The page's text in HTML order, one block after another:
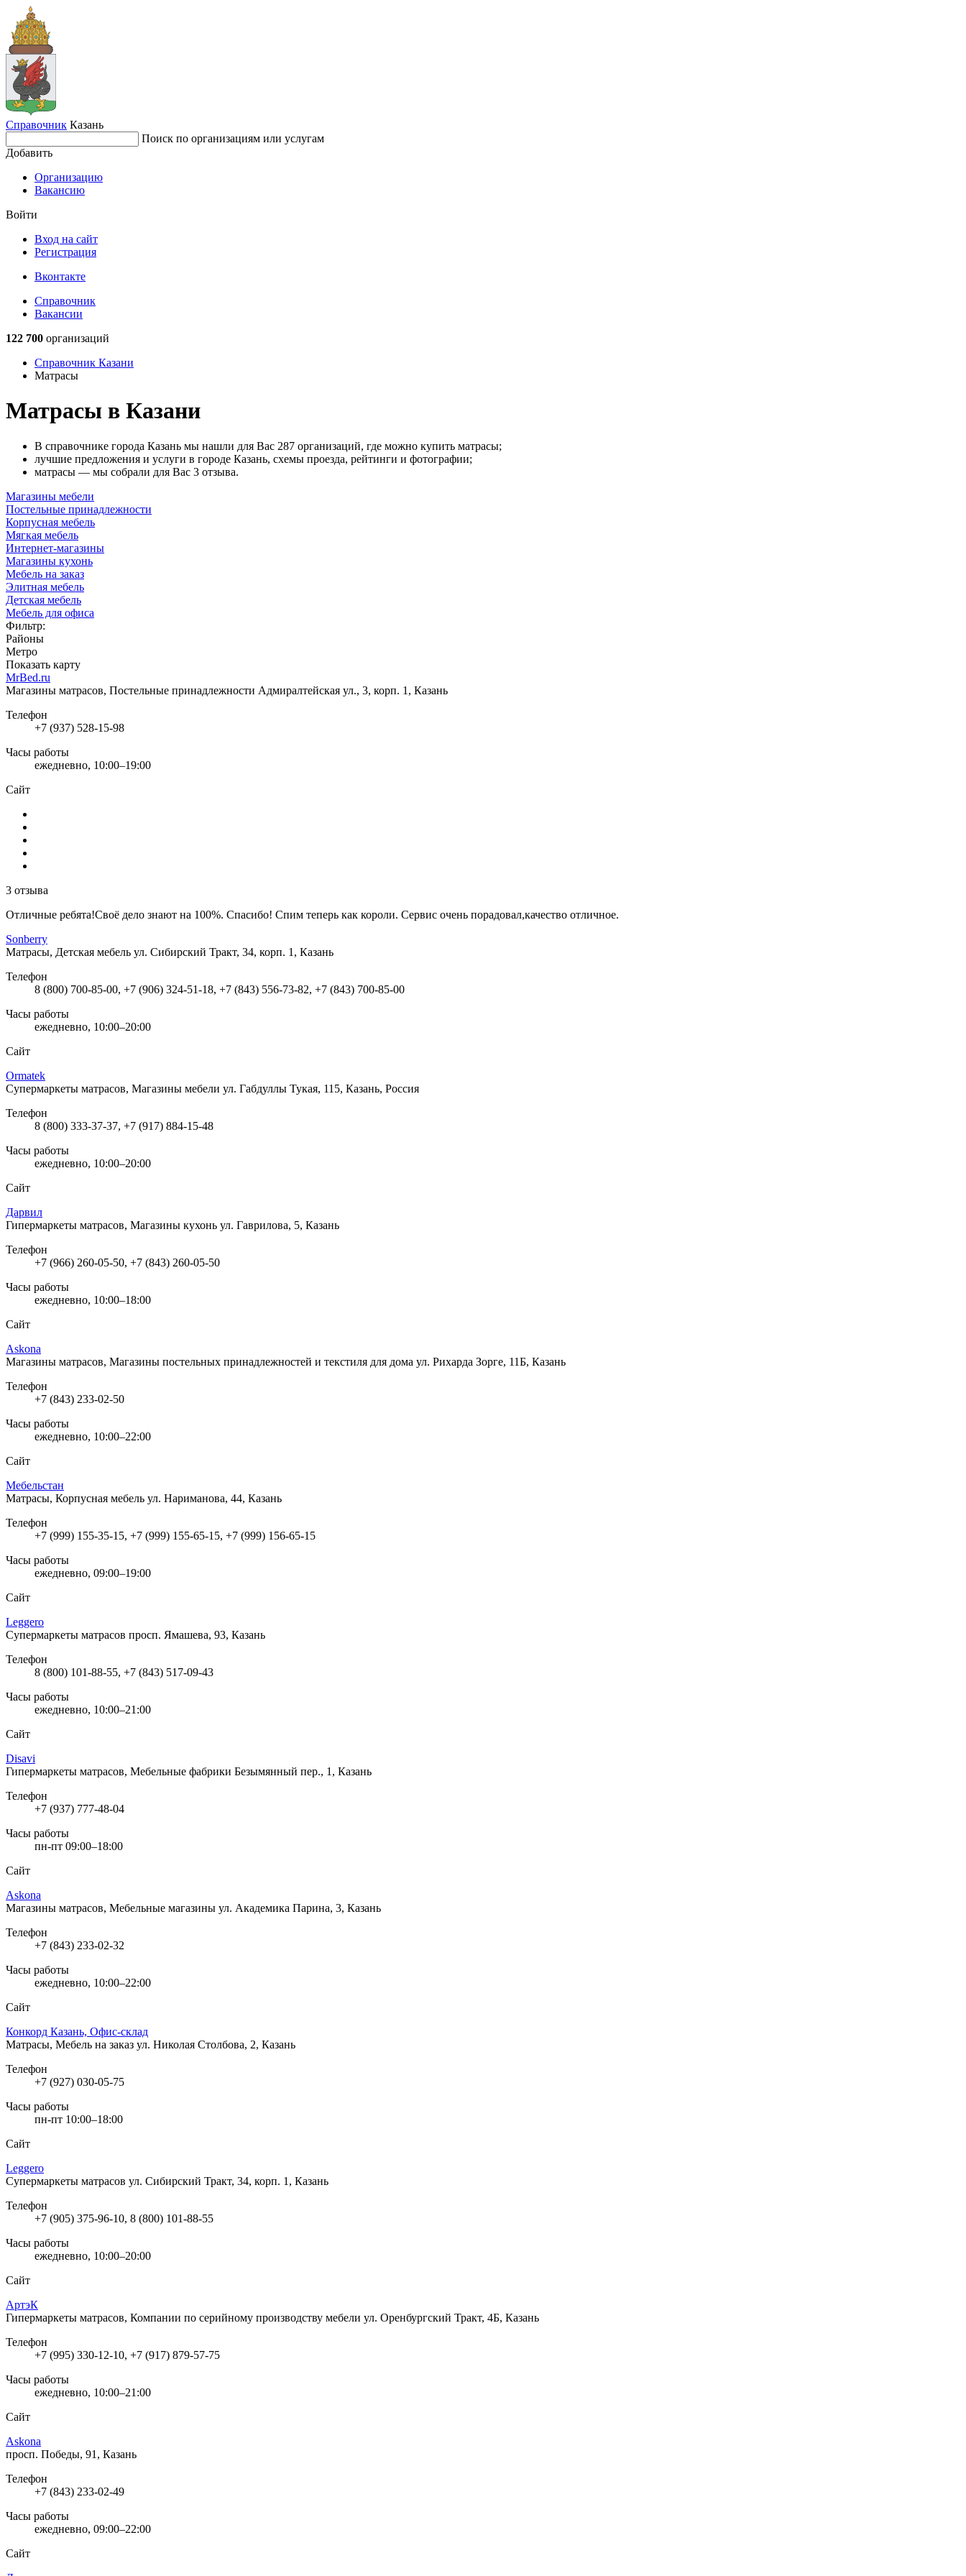
Справочник Казань
Поиск по организациям или услугам
Добавить
Организацию
Вакансию
Войти
Вход на сайт
Регистрация
Вконтакте
Справочник
Вакансии
122 700 организаций
Справочник Казани
Матрасы
Матрасы в Казани
В справочнике города Казань мы нашли для Вас 287 организаций, где можно купить матрасы;
лучшие предложения и услуги в городе Казань, схемы проезда, рейтинги и фотографии;
матрасы — мы собрали для Вас 3 отзыва.
Магазины мебели
Постельные принадлежности
Корпусная мебель
Мягкая мебель
Интернет-магазины
Магазины кухонь
Мебель на заказ
Элитная мебель
Детская мебель
Мебель для офиса
Фильтр:
Районы
Метро
Показать карту
MrBed.ru
Магазины матрасов, Постельные принадлежности Адмиралтейская ул., 3, корп. 1, Казань
Телефон
+7 (937) 528-15-98
Часы работы
ежедневно, 10:00–19:00
Сайт
3 отзыва
Отличные ребята!Своё дело знают на 100%. Спасибо! Спим теперь как короли. Сервис очень порадовал,качество отличное.
Sonberry
Матрасы, Детская мебель ул. Сибирский Тракт, 34, корп. 1, Казань
Телефон
8 (800) 700-85-00, +7 (906) 324-51-18, +7 (843) 556-73-82, +7 (843) 700-85-00
Часы работы
ежедневно, 10:00–20:00
Сайт
Ormatek
Супермаркеты матрасов, Магазины мебели ул. Габдуллы Тукая, 115, Казань, Россия
Телефон
8 (800) 333-37-37, +7 (917) 884-15-48
Часы работы
ежедневно, 10:00–20:00
Сайт
Дарвил
Гипермаркеты матрасов, Магазины кухонь ул. Гаврилова, 5, Казань
Телефон
+7 (966) 260-05-50, +7 (843) 260-05-50
Часы работы
ежедневно, 10:00–18:00
Сайт
Askona
Магазины матрасов, Магазины постельных принадлежностей и текстиля для дома ул. Рихарда Зорге, 11Б, Казань
Телефон
+7 (843) 233-02-50
Часы работы
ежедневно, 10:00–22:00
Сайт
Мебельстан
Матрасы, Корпусная мебель ул. Нариманова, 44, Казань
Телефон
+7 (999) 155-35-15, +7 (999) 155-65-15, +7 (999) 156-65-15
Часы работы
ежедневно, 09:00–19:00
Сайт
Leggero
Супермаркеты матрасов просп. Ямашева, 93, Казань
Телефон
8 (800) 101-88-55, +7 (843) 517-09-43
Часы работы
ежедневно, 10:00–21:00
Сайт
Disavi
Гипермаркеты матрасов, Мебельные фабрики Безымянный пер., 1, Казань
Телефон
+7 (937) 777-48-04
Часы работы
пн-пт 09:00–18:00
Сайт
Askona
Магазины матрасов, Мебельные магазины ул. Академика Парина, 3, Казань
Телефон
+7 (843) 233-02-32
Часы работы
ежедневно, 10:00–22:00
Сайт
Конкорд Казань, Офис-склад
Матрасы, Мебель на заказ ул. Николая Столбова, 2, Казань
Телефон
+7 (927) 030-05-75
Часы работы
пн-пт 10:00–18:00
Сайт
Leggero
Супермаркеты матрасов ул. Сибирский Тракт, 34, корп. 1, Казань
Телефон
+7 (905) 375-96-10, 8 (800) 101-88-55
Часы работы
ежедневно, 10:00–20:00
Сайт
АртэК
Гипермаркеты матрасов, Компании по серийному производству мебели ул. Оренбургский Тракт, 4Б, Казань
Телефон
+7 (995) 330-12-10, +7 (917) 879-57-75
Часы работы
ежедневно, 10:00–21:00
Сайт
Askona
просп. Победы, 91, Казань
Телефон
+7 (843) 233-02-49
Часы работы
ежедневно, 09:00–22:00
Сайт